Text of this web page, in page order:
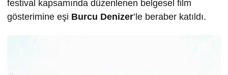
festival kapsamında düzenlenen belgesel film
gösterimine eşi Burcu Denizer’le beraber katıldı.